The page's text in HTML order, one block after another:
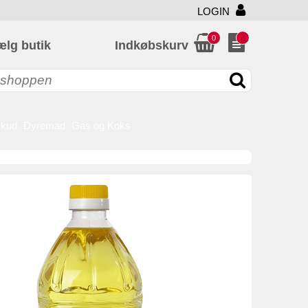
LOGIN
butik Indkøbskurv
0